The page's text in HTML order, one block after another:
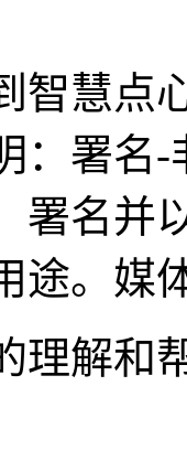
智慧点
：署名
署名并
途。媒
理解和